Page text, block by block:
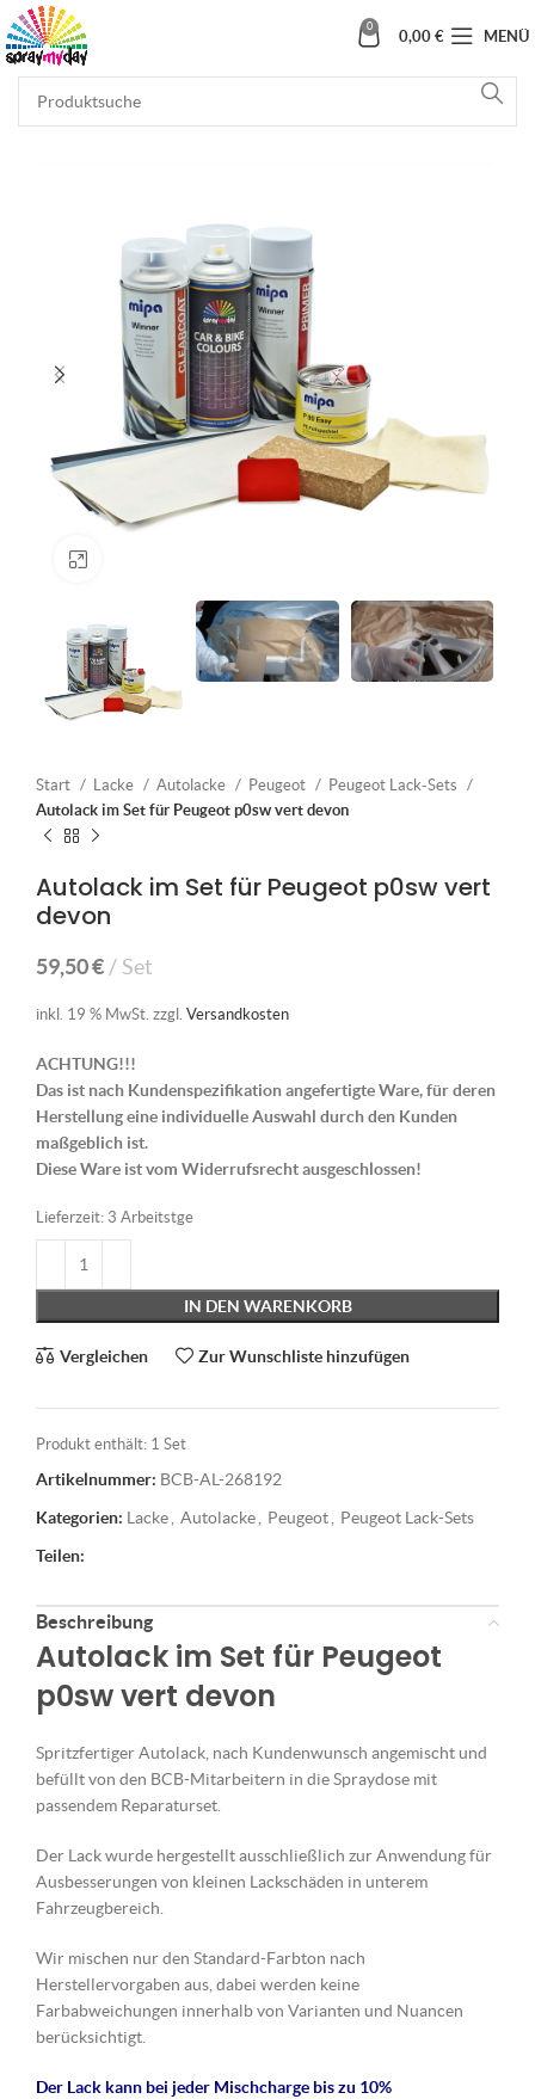
0
0,00 € MENÜ
Start Lacke Autolacke Peugeot
Peugeot Lack-Sets
Autolack im Set für Peugeot p0sw vert devon
Autolack im Set für Peugeot p0sw vert
devon
59,50€ Set
inkl. 19 % MwSt. zzgl. Versandkosten
ACHTUNG!!!
Das ist nach Kundenspezifikation angefertigte Ware, für deren
Herstellung eine individuelle Auswahl durch den Kunden
maßgeblich ist.
Diese Ware ist vom Widerrufsrecht ausgeschlossen!
Lieferzeit: 3 Arbeitstge
IN DEN WARENKORB
Vergleichen Zur Wunschliste hinzufügen
Produkt enthält: 1 Set
Artikelnummer: BCB-AL-268192
Kategorien: Lacke, Autolacke, Peugeot, Peugeot Lack-Sets
Teilen:
Beschreibung
Autolack im Set für Peugeot
p0sw vert devon
Spritzfertiger Autolack, nach Kundenwunsch angemischt und
befüllt von den BCB-Mitarbeitern in die Spraydose mit
passendem Reparaturset.
Der Lack wurde hergestellt ausschließlich zur Anwendung für
Ausbesserungen von kleinen Lackschäden in unterem
Fahrzeugbereich.
Wir mischen nur den Standard-Farbton nach
Herstellervorgaben aus, dabei werden keine
Farbabweichungen innerhalb von Varianten und Nuancen
berücksichtigt.
Der Lack kann bei jeder Mischcharge bis zu 10%